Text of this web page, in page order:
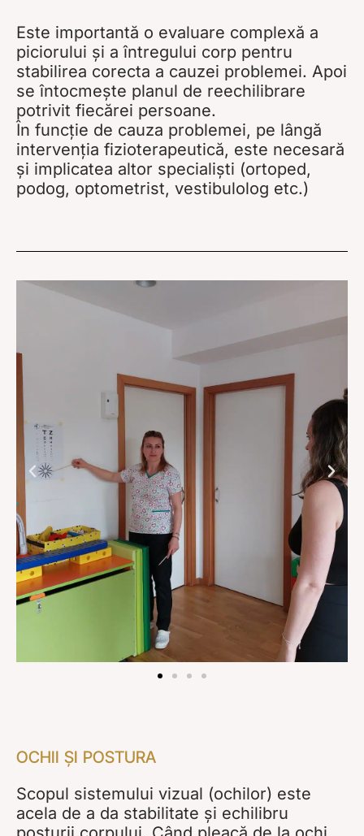
Este importantă o evaluare complexă a
piciorului și a întregului corp pentru
stabilirea corecta a cauzei problemei. Apoi
se întocmește planul de reechilibrare
potrivit fiecărei persoane.
În funcție de cauza problemei, pe lângă
intervenția fizioterapeutică, este necesară
și implicatea altor specialiști (ortoped,
podog, optometrist, vestibulolog etc.)
OCHII ȘI POSTURA
Scopul sistemului vizual (ochilor) este
acela de a da stabilitate și echilibru